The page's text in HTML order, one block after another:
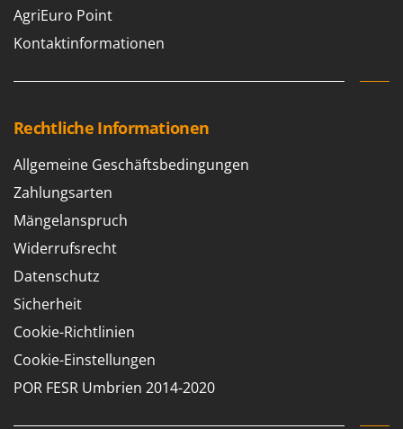
P
Pflüge für Traktor
Plasmaschneider
Poolroboter
Pools
Poolstaubsauger
R
Rasenmäher
Rasensodenschneider
Rasentraktoren Aufsitzmäher
Rasentrimmer - Kantenschneider
Rasentrimmer - Motorsensen - Freischneider
Forest Master
Francini
G
Gardena
GeoTech
GeoTech Pro
Gierre
Ginko - MGM
Gipeco
Girmi
Goodyear
GRAEF
Gre
AgriEuro Point
Kontaktinformationen
Rechtliche Informationen
Allgemeine Geschäftsbedingungen
Zahlungsarten
Mängelanspruch
Widerrufsrecht
Datenschutz
Sicherheit
Cookie-Richtlinien
Cookie-Einstellungen
POR FESR Umbrien 2014-2020